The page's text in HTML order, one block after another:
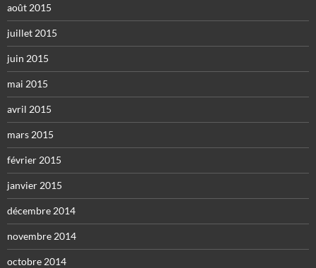
août 2015
juillet 2015
juin 2015
mai 2015
avril 2015
mars 2015
février 2015
janvier 2015
décembre 2014
novembre 2014
octobre 2014